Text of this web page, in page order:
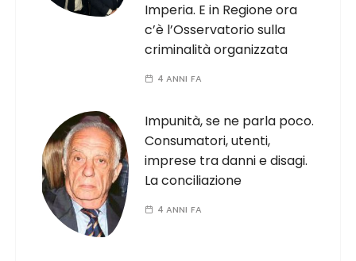
Imperia. E in Regione ora
c’è l’Osservatorio sulla
criminalità organizzata
4 ANNI FA
Impunità, se ne parla poco.
Consumatori, utenti,
imprese tra danni e disagi.
La conciliazione
4 ANNI FA